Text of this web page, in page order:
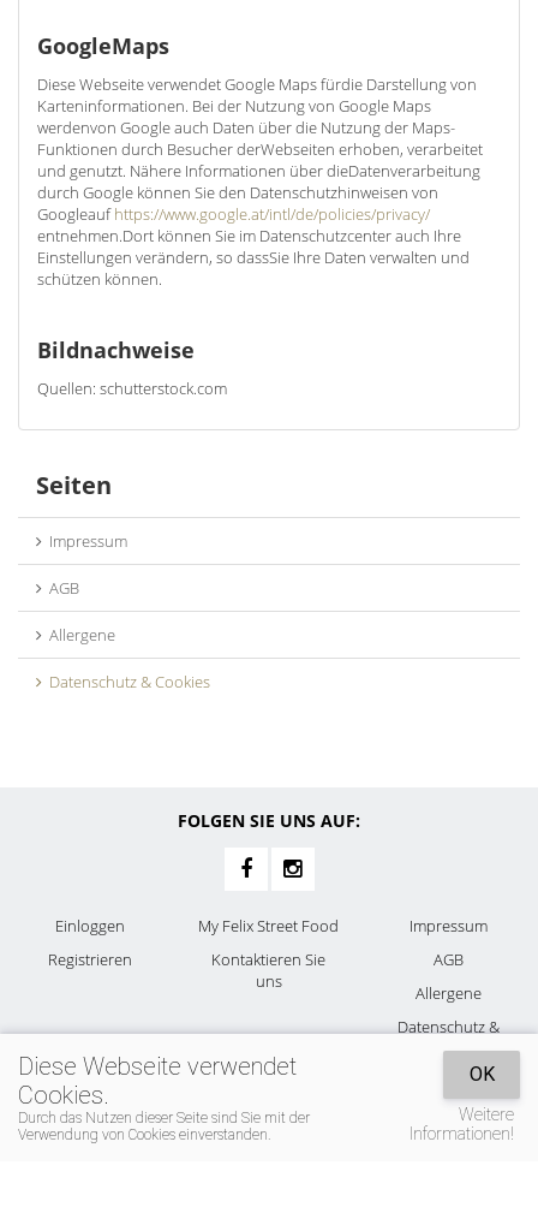
GoogleMaps
Diese Webseite verwendet Google Maps fürdie Darstellung von
Karteninformationen. Bei der Nutzung von Google Maps
werdenvon Google auch Daten über die Nutzung der Maps-
Funktionen durch Besucher derWebseiten erhoben, verarbeitet
und genutzt. Nähere Informationen über dieDatenverarbeitung
durch Google können Sie den Datenschutzhinweisen von
Googleaufhttps://www.google.at/intl/de/policies/privacy/
entnehmen.Dort können Sie im Datenschutzcenter auch Ihre
Einstellungen verändern, so dassSie Ihre Daten verwalten und
schützen können.
Bildnachweise
Quellen: schutterstock.com
Seiten
Impressum
AGB
Allergene
Datenschutz & Cookies
FOLGEN SIE UNS AUF:
Einloggen
Registrieren
My Felix Street Food
Kontaktieren Sie
uns
Impressum
AGB
Allergene
Datenschutz &
Cookies
Diese Webseite verwendet
Cookies.
Durch das Nutzen dieser Seite sind Sie mit der
Verwendung von Cookies einverstanden.
OK
Weitere
Informationen!